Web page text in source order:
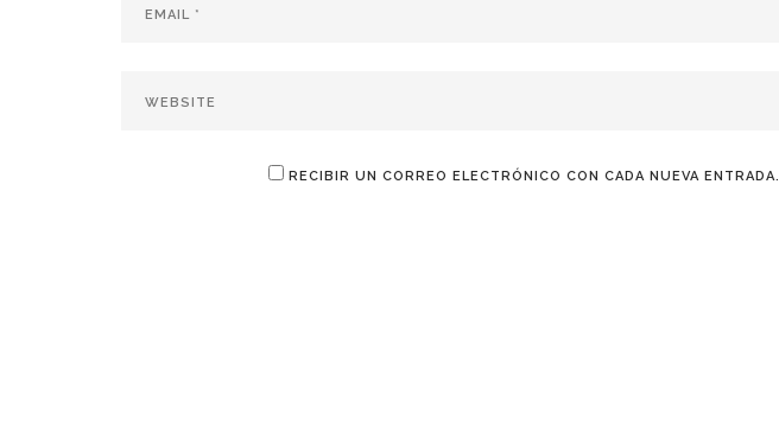
RECIBIR UN CORREO ELECTRÓNICO CON CADA NUEVA ENTRADA.